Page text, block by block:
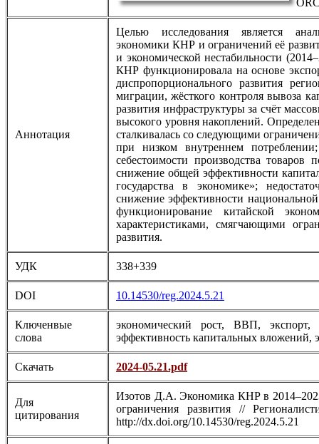
Аннотация
Целью исследования является
экономики КНР и ограничений её
и экономической нестабильности
КНР функционировала на основе
диспропорционального развития
миграции, жёсткого контроля вывоза
развития инфраструктуры за счёт
высокого уровня накоплений.
сталкивалась со следующими
при низком внутреннем
себестоимости производства товаров
снижение общей эффективности
государства в экономике»;
снижение эффективности
функционирование китайской
характеристиками, смягчающими
развития.
УДК 338+339
DOI 10.14530/reg.2024.5.21
Ключенвые
слова
экономический рост, ВВП, экспорт,
эффективность капитальных вложений,
Скачать 2024-05.21.pdf
Для
цитирования
Изотов Д.А. Экономика КНР в
ограничения развития //
http://dx.doi.org/10.14530/reg.2024.5.21